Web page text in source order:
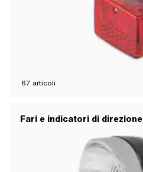
67 articoli
Fari e indicatori di direzione